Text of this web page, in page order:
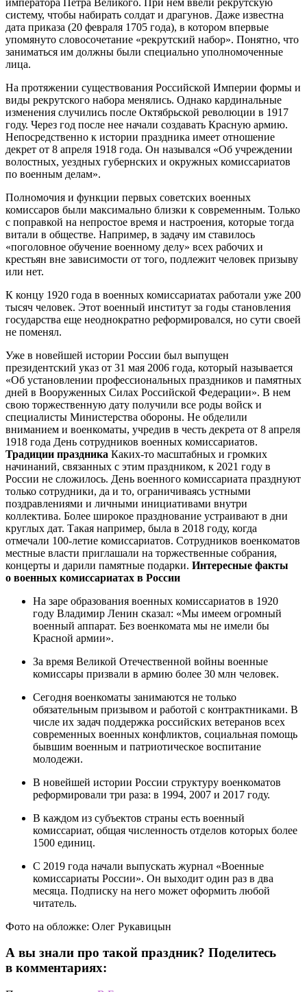
систему, чтобы набирать солдат и драгунов. Даже известна
дата приказа (20 февраля 1705 года), в котором впервые
упомянуто словосочетание «рекрутский набор». Понятно, что
заниматься им должны были специально уполномоченные
лица.
На протяжении существования Российской Империи формы и
виды рекрутского набора менялись. Однако кардинальные
изменения случились после Октябрьской революции в 1917
году. Через год после нее начали создавать Красную армию.
Непосредственно к истории праздника имеет отношение
декрет от 8 апреля 1918 года. Он назывался «Об учреждении
волостных, уездных губернских и окружных комиссариатов
по военным делам».
Полномочия и функции первых советских военных
комиссаров были максимально близки к современным. Только
с поправкой на непростое время и настроения, которые тогда
витали в обществе. Например, в задачу им ставилось
«поголовное обучение военному делу» всех рабочих и
крестьян вне зависимости от того, подлежит человек призыву
или нет.
К концу 1920 года в военных комиссариатах работали уже 200
тысяч человек. Этот военный институт за годы становления
государства еще неоднократно реформировался, но сути своей
не поменял.
Уже в новейшей истории России был выпущен
президентский указ от 31 мая 2006 года, который называется
«Об установлении профессиональных праздников и памятных
дней в Вооруженных Силах Российской Федерации». В нем
свою торжественную дату получили все роды войск и
специалисты Министерства обороны. Не обделили
вниманием и военкоматы, учредив в честь декрета от 8 апреля
1918 года День сотрудников военных комиссариатов.
Традиции праздника Каких-то масштабных и громких
начинаний, связанных с этим праздником, к 2021 году в
России не сложилось. День военного комиссариата празднуют
только сотрудники, да и то, ограничиваясь устными
поздравлениями и личными инициативами внутри
коллектива. Более широкое празднование устраивают в дни
круглых дат. Такая например, была в 2018 году, когда
отмечали 100-летие комиссариатов. Сотрудников военкоматов
местные власти приглашали на торжественные собрания,
концерты и дарили памятные подарки. Интересные факты
о военных комиссариатах в России
На заре образования военных комиссариатов в 1920
году Владимир Ленин сказал: «Мы имеем огромный
военный аппарат. Без военкомата мы не имели бы
Красной армии».
За время Великой Отечественной войны военные
комиссары призвали в армию более 30 млн человек.
Сегодня военкоматы занимаются не только
обязательным призывом и работой с контрактниками. В
числе их задач поддержка российских ветеранов всех
современных военных конфликтов, социальная помощь
бывшим военным и патриотическое воспитание
молодежи.
В новейшей истории России структуру военкоматов
реформировали три раза: в 1994, 2007 и 2017 году.
В каждом из субъектов страны есть военный
комиссариат, общая численность отделов которых более
1500 единиц.
С 2019 года начали выпускать журнал «Военные
комиссариаты России». Он выходит один раз в два
месяца. Подписку на него может оформить любой
читатель.
Фото на обложке: Олег Рукавицын
А вы знали про такой праздник? Поделитесь
в комментариях: